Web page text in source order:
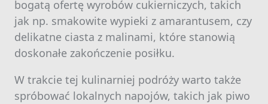
bogatą ofertę wyrobów cukierniczych, takich
jak np. smakowite wypieki z amarantusem, czy
delikatne ciasta z malinami, które stanowią
doskonałe zakończenie posiłku.
W trakcie tej kulinarniej podróży warto także
spróbować lokalnych napojów, takich jak piwo